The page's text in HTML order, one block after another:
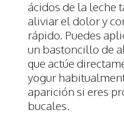
ácidos de la leche
aliviar el dolor y
rápido. Puedes
un bastoncillo de
que actúe
yogur
aparición si eres
bucales.